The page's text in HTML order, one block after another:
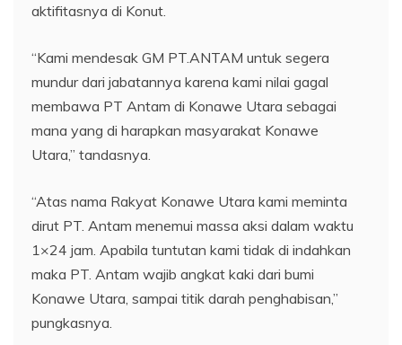
aktifitasnya di Konut.
“Kami mendesak GM PT.ANTAM untuk segera
mundur dari jabatannya karena kami nilai gagal
membawa PT Antam di Konawe Utara sebagai
mana yang di harapkan masyarakat Konawe
Utara,” tandasnya.
“Atas nama Rakyat Konawe Utara kami meminta
dirut PT. Antam menemui massa aksi dalam waktu
1×24 jam. Apabila tuntutan kami tidak di indahkan
maka PT. Antam wajib angkat kaki dari bumi
Konawe Utara, sampai titik darah penghabisan,”
pungkasnya.